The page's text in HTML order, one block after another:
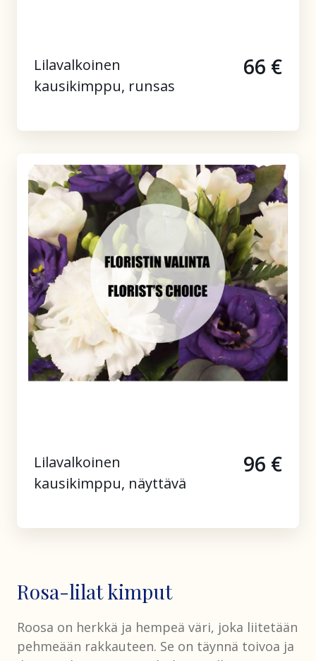
Lilavalkoinen
kausikimppu, runsas
66 €
Lilavalkoinen
kausikimppu, näyttävä
96 €
Rosa-lilat kimput
Roosa on herkkä ja hempeä väri, joka liitetään
pehmeään rakkauteen. Se on täynnä toivoa ja